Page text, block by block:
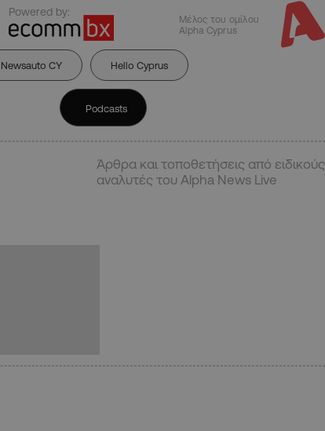
Powered by:
Μέλος του ομίλου
Alpha Cyprus
Newsauto CY Hello Cyprus
Podcasts
Άρθρα και τοποθετήσεις από ειδικούς
αναλυτές του Alpha News Live